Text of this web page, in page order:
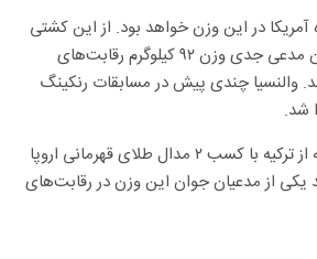
آمریکا در این وزن خواهد بود. از این کشتی
گیر آمریکایی نیز به عنوان مدعی جدی وزن ۹۲ کیلوگرم رقابت‌های
والنسیا چندی پیش در مسابقات رنکینگ
شد.
فیض‌الله آکتورک ۲۴ ساله از ترکیه با کسب ۲ مدال طلای قهرمانی اروپا
می‌تواند یکی از مدعیان جوان این وزن در رقابت‌های